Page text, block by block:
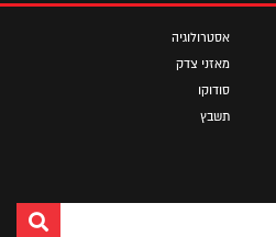
אסטרולוגיה
מאזני צדק
סודוקו
תשבץ